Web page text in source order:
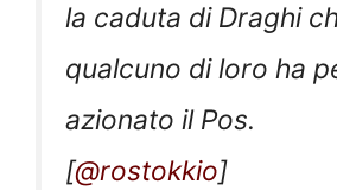
la caduta di Draghi
qualcuno di loro ha
azionato il Pos.
[@rostokkio]